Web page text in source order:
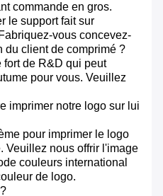
commande en gros.
le support fait sur
vous concevez-
du client de comprimé ?
fort de R&D qui peut
pour vous. Veuillez
imprimer notre logo sur lui
pour imprimer le logo
Veuillez nous offrir l'image
couleurs international
de logo.